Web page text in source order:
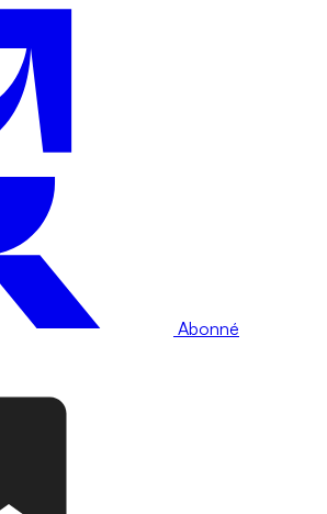
Abonné